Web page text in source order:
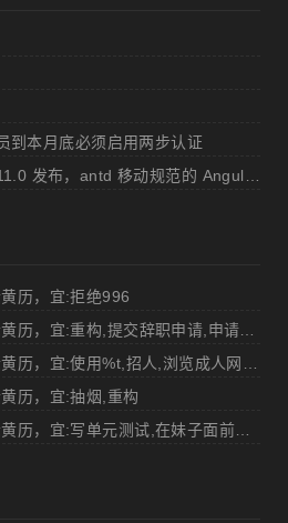
到本月底必须启用两步认证
历，宜:拒绝996
历，宜:抽烟,重构